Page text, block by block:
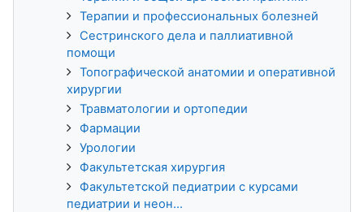
Терапии и профессиональных болезней
Сестринского дела и паллиативной
помощи
Топографической анатомии и оперативной
хирургии
Травматологии и ортопедии
Фармации
Урологии
Факультетская хирургия
Факультетской педиатрии с курсами
педиатрии и неон...